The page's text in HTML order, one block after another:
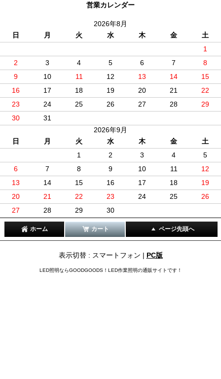
営業カレンダー
2026年8月
日
月 火 水 木 金
土
1
2
3 4 5 6 7
8
9
10 11 12 13 14
15
16
17 18 19 20 21
22
23
24 25 26 27 28
29
30
31
2026年9月
日
月 火 水 木 金
土
1
2 3 4
5
6
7 8 9 10 11
12
13
14 15 16 17 18
19
20
21 22 23 24 25
26
27
28 29 30
ホーム カート ページ先頭へ
表示切替 : スマートフォン | PC版
LED照明ならGOODGOODS！LED作業照明の通販サイトです！